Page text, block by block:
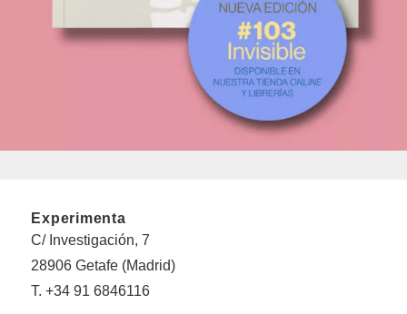
Experimenta
C/ Investigación, 7
28906 Getafe (Madrid)
T. +34 91 6846116